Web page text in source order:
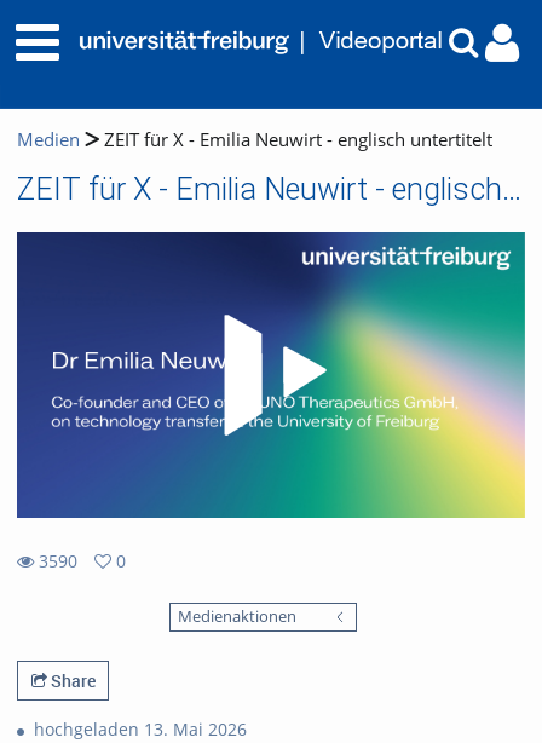
Medien ZEIT für X - Emilia Neuwirt - englisch untertitelt
ZEIT für X - Emilia Neuwirt - englisch untertitelt
3590
0
Medienaktionen
Share
hochgeladen 13. Mai 2026